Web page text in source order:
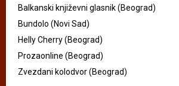
Balkanski književni glasnik (Beograd)
Bundolo (Novi Sad)
Helly Cherry (Beograd)
Prozaonline (Beograd)
Zvezdani kolodvor (Beograd)